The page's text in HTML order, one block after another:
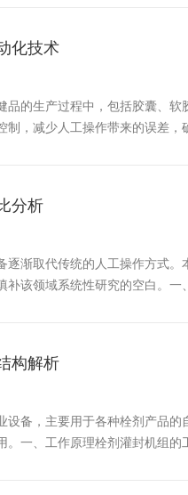
化技术
品的生产过程中，包括胶囊、
，减少人工操作带来的误差，
分析
逐渐取代传统的人工操作方式
该领域系统性研究的空白。一
构解析
备，主要用于各种栓剂产品
一、工作原理栓剂灌封机组的